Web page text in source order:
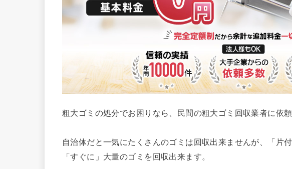
粗大ゴミの処分でお困りなら、民間の粗大ゴミ回収業者に依頼
自治体だと一気にたくさんのゴミは回収出来ませんが、「片
「すぐに」大量のゴミを回収出来ます。